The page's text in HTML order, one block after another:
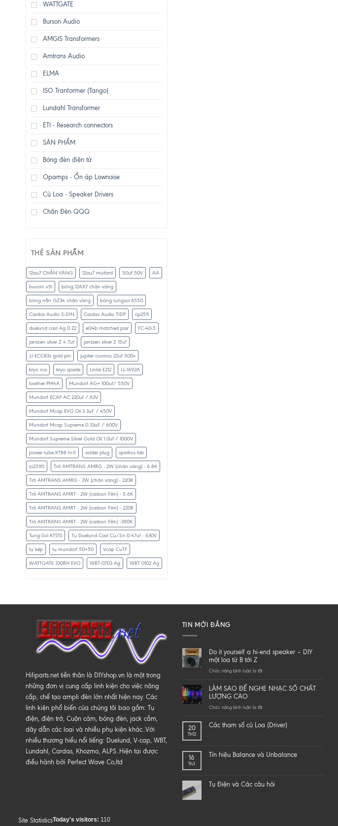
WATTGATE
Burson Audio
AMGIS Transformers
Amtrans Audio
ELMA
ISO Tranformer (Tango)
Lundahl Transformer
ETI - Research connectors
SẢN PHẨM
Bóng đèn điện tử
Opamps - Ổn áp Lownoise
Củ Loa - Speaker Drivers
Chân Đèn QQQ
THẺ SẢN PHẨM
12au7 CHÂN VÀNG 12au7 mullard 50uf 50V AA
burson v5i bóng 12AX7 chân vàng
bóng nắn GZ34 chân vàng bóng tungsol 6550
Cardas Audio S-DIN Cardas Audio TIDP cp2511
duelund cast Ag 0.22 el34b matched pair FC-40-5
jantzen silver Z 4.7uf jantzen silver Z 15uf
JJ ECC83s gold pin jupiter cosmos 22uf 500v
kryo rca kryo spade Linlai E212 LL-1692A
lowther PM4A Mundorf AG+ 100uf/ 550V
Mundorf ECAP AC 220uf / 63V
Mundorf Mcap EVO Oil 3.3uF / 450V
Mundorf Mcap Supreme 0.33uF / 600V
Mundorf Supreme Silver Gold Oil 1.0uf / 1000V
power tube KT88 hi-fi solder plug sparkos lab
ss2590 Trở AMTRANS AMRG - 2W (chân vàng) - 6.8K
Trở AMTRANS AMRG - 2W (chân vàng) - 220R
Trở AMTRANS AMRT - 2W (carbon Film) - 5.6K
Trở AMTRANS AMRT - 2W (carbon Film) - 220R
Trở AMTRANS AMRT - 2W (carbon Film) -390K
Tung-Sol KT170 Tụ Duelund Cast Cu/Sn 0.47uf - 630V
tụ kép tụ mundorf 50+50 Vcap CuTF
WATTGATE 330RH EVO WBT-0703 Ag WBT 0102 Ag
Hifiparts.net tiền thân là DIYshop.vn là một trong
những đơn vị cung cấp linh kiện cho việc nâng
cấp, chế tạo ampli đèn lớn nhất hiện nay. Các
linh kiện phổ biến của chúng tôi bao gồm: Tụ
điện, điện trở, Cuộn cảm, bóng đèn, jack cắm,
dây dẫn các loại và nhiều phụ kiện khác..Với
nhiều thương hiểu nổi tiếng: Duelund, V-cap, WBT,
Lundahl, Cardas, Khozmo, ALPS..Hiện tại được
điều hành bởi Perfect Wave Co,ltd
TIN MỚI ĐĂNG
Do it yourself a hi-end speaker – DIY
một loa từ B tới Z
Chức năng bình luận bị tắtở
it
hi-
speaker
loa
LÀM SAO ĐỂ NGHE NHẠC SỐ CHẤT
LƯỢNG CAO
Chức năng bình luận bị tắtở
SAO
SỐ
20
Th12
Các tham số củ Loa (Driver)
16
Th3
Tín hiệu Balance và Unbalance
Tụ Điện và Các câu hỏi
Site StatisticsToday's visitors: 110